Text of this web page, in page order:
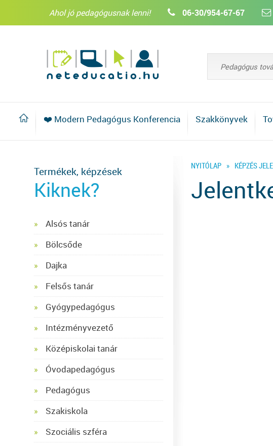
Ahol jó pedagógusnak lenni! 06-30/954-67-67
❤️ Modern Pedagógus Konferencia Szakkönyvek
NYITÓLAP » KÉPZÉS
Termékek, képzések
Kiknek?
Alsós tanár
Bölcsőde
Dajka
Felsős tanár
Gyógypedagógus
Intézményvezető
Középiskolai tanár
Óvodapedagógus
Pedagógus
Szakiskola
Szociális szféra